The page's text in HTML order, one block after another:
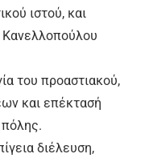
ιστού, και
του προαστιακού,
και επέκτασή
πόλης.
διέλευση,